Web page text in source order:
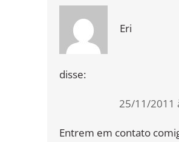
Eri
disse:
25/11/2011
Entrem em contato